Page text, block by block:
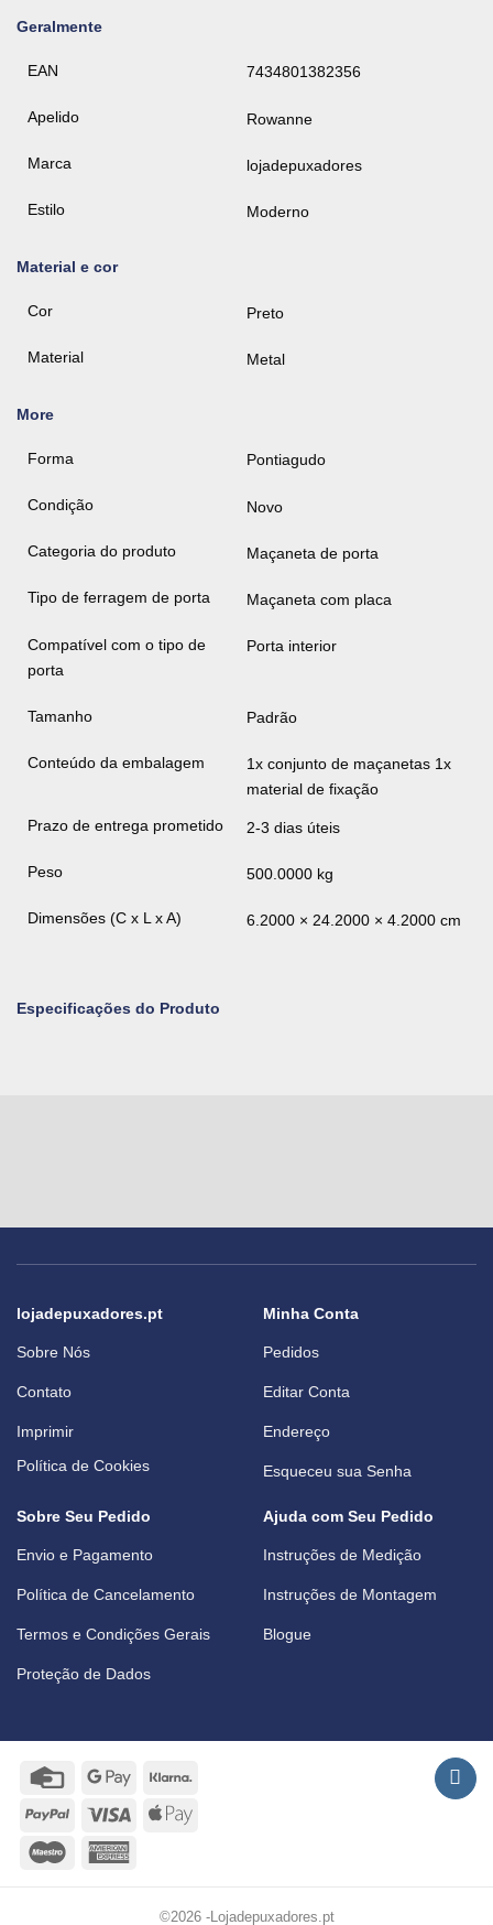
Geralmente
EAN 7434801382356
Apelido Rowanne
Marca lojadepuxadores
Estilo Moderno
Material e cor
Cor Preto
Material Metal
More
Forma Pontiagudo
Condição Novo
Categoria do produto Maçaneta de porta
Tipo de ferragem de porta Maçaneta com placa
Compatível com o tipo de
porta
Porta interior
Tamanho Padrão
Conteúdo da embalagem
1x conjunto de maçanetas 1x
material de fixação
Prazo de entrega prometido 2-3 dias úteis
Peso 500.0000 kg
Dimensões (C x L x A) 6.2000 × 24.2000 × 4.2000 cm
Especificações do Produto
lojadepuxadores.pt
Sobre Nós
Contato
Imprimir
Política de Cookies
Minha Conta
Pedidos
Editar Conta
Endereço
Esqueceu sua Senha
Sobre Seu Pedido
Envio e Pagamento
Política de Cancelamento
Termos e Condições Gerais
Proteção de Dados
Ajuda com Seu Pedido
Instruções de Medição
Instruções de Montagem
Blogue
Credit
Google
PayPal Visa
Apple
Maestro
©2026 -Lojadepuxadores.pt